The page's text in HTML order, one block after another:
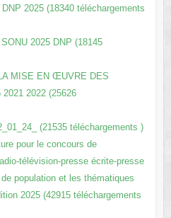
2025 (18340 téléchargements
2025 DNP (18145
MISE EN ŒUVRE DES
2022 (25626
(21535 téléchargements )
pour le concours de
télévision-presse écrite-presse
population et les thématiques
2025 (42915 téléchargements